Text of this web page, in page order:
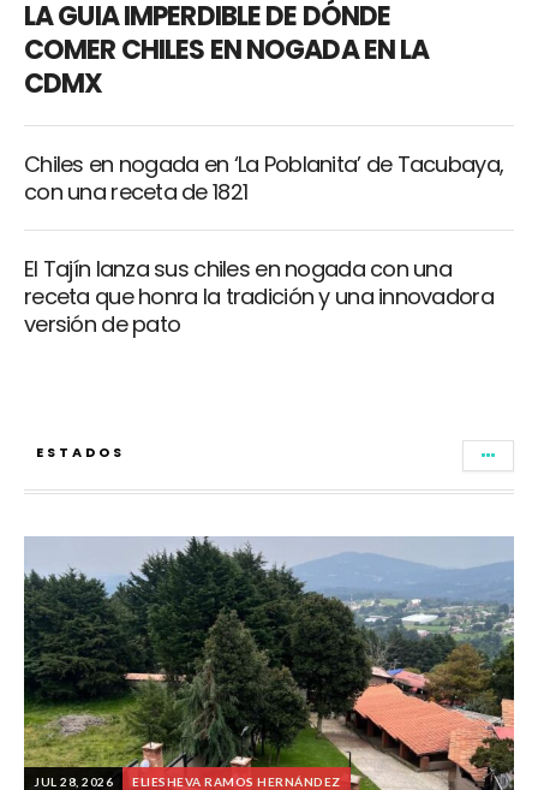
LA GUIA IMPERDIBLE DE DÓNDE
COMER CHILES EN NOGADA EN LA
CDMX
Chiles en nogada en ‘La Poblanita’ de Tacubaya,
con una receta de 1821
El Tajín lanza sus chiles en nogada con una
receta que honra la tradición y una innovadora
versión de pato
ESTADOS
JUL 28, 2026 ELIESHEVA RAMOS HERNÁNDEZ